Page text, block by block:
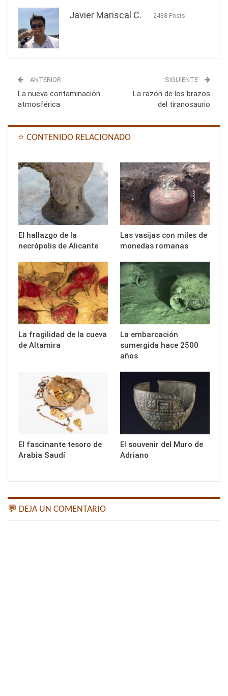
Javier Mariscal C. 2488 Posts
ANTERIOR
La nueva contaminación
atmosférica
SIGUIENTE
La razón de los brazos
del tiranosaurio
⭐ CONTENIDO RELACIONADO
El hallazgo de la
necrópolis de Alicante
Las vasijas con miles de
monedas romanas
La fragilidad de la cueva
de Altamira
La embarcación
sumergida hace 2500
años
El fascinante tesoro de
Arabia Saudí
El souvenir del Muro de
Adriano
💬 DEJA UN COMENTARIO